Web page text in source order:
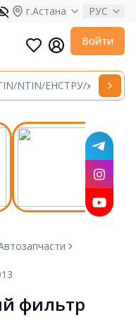
г.Астана РУС
Войти
фильтр